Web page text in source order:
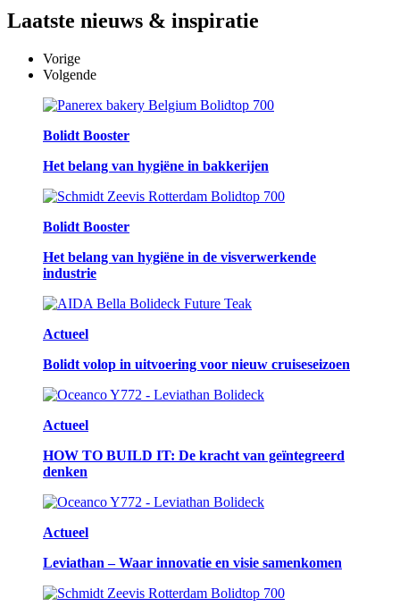
Laatste nieuws & inspiratie
Vorige
Volgende
Bolidt Booster
Het belang van hygiëne in bakkerijen
Bolidt Booster
Het belang van hygiëne in de visverwerkende
industrie
Actueel
Bolidt volop in uitvoering voor nieuw cruiseseizoen
Actueel
HOW TO BUILD IT: De kracht van geïntegreerd
denken
Actueel
Leviathan – Waar innovatie en visie samenkomen